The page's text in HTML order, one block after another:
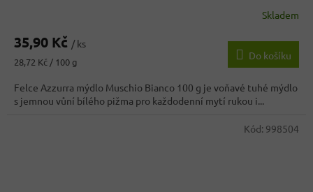
Skladem
35,90 Kč / ks
Měrná
28,72 Kč / 100 g
Do košíku
Felce Azzurra mýdlo Muschio Bianco 100 g je voňavé tuhé mýdlo
s jemnou vůní bílého pižma pro každodenní mytí rukou i...
Kód: 998504